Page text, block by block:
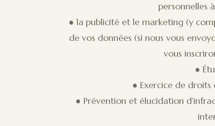
personnelles
● la publicité et le marketing (y
de vos données (si nous vous
vous
●
● Exercice de
● Prévention et élucidation